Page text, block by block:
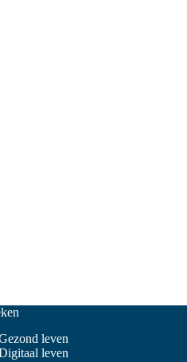
leven
leven